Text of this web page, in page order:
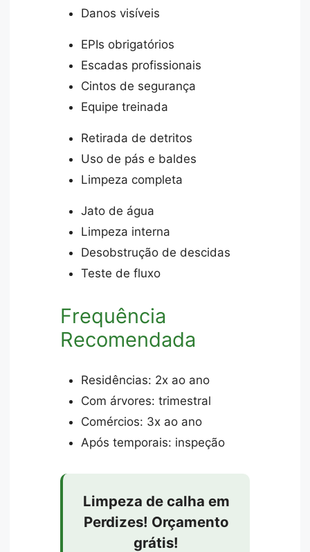
Danos visíveis
EPIs obrigatórios
Escadas profissionais
Cintos de segurança
Equipe treinada
Retirada de detritos
Uso de pás e baldes
Limpeza completa
Jato de água
Limpeza interna
Desobstrução de descidas
Teste de fluxo
Frequência
Recomendada
Residências: 2x ao ano
Com árvores: trimestral
Comércios: 3x ao ano
Após temporais: inspeção
Limpeza de calha em
Perdizes! Orçamento
grátis!